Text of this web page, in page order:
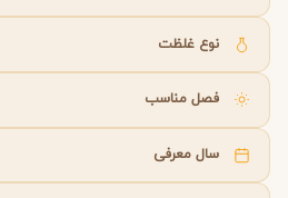
نوع غلظت
فصل مناسب
سال معرفی